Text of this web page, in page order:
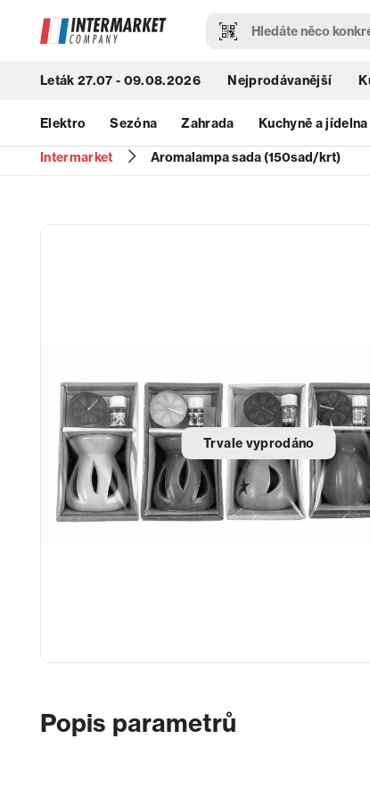
Leták 27.07 - 09.08.2026 Nejprodávanější
Elektro Sezóna Zahrada Kuchyně a jídelna
Intermarket Aromalampa sada (150sad/krt)
Trvale vyprodáno
Popis parametrů